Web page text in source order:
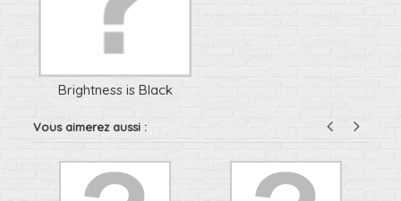
Brightness is Black
Vous aimerez aussi :